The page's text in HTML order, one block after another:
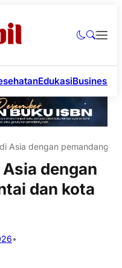
EdukasiBusiness
Asia dengan
dengan
dan kota
•